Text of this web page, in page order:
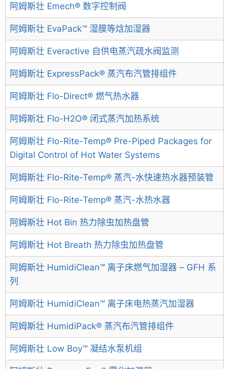
阿姆斯壮 Emech® 数字控制阀
阿姆斯壮 EvaPack™ 湿膜等焓加湿器
阿姆斯壮 Everactive 自供电蒸汽疏水阀监测
阿姆斯壮 ExpressPack® 蒸汽布汽管排组件
阿姆斯壮 Flo-Direct® 燃气热水器
阿姆斯壮 Flo-H2O® 闭式蒸汽加热系统
阿姆斯壮 Flo-Rite-Temp® Pre-Piped Packages for
Digital Control of Hot Water Systems
阿姆斯壮 Flo-Rite-Temp® 蒸汽-水快速热水器预装管
阿姆斯壮 Flo-Rite-Temp® 蒸汽-水热水器
阿姆斯壮 Hot Bin 热力除虫加热盘管
阿姆斯壮 Hot Breath 热力除虫加热盘管
阿姆斯壮 HumidiClean™ 离子床燃气加湿器 – GFH 系
列
阿姆斯壮 HumidiClean™ 离子床电热蒸汽加湿器
阿姆斯壮 HumidiPack® 蒸汽布汽管排组件
阿姆斯壮 Low Boy™ 凝结水泵机组